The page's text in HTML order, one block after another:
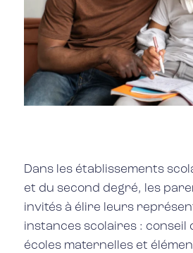
Dans les établissements
et du second degré, les
invités à élire leurs
instances scolaires : conseil
écoles maternelles et